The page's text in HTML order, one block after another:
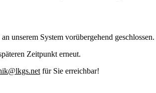
unserem System vorübergehend geschlossen.
Zeitpunkt erneut.
für Sie erreichbar!